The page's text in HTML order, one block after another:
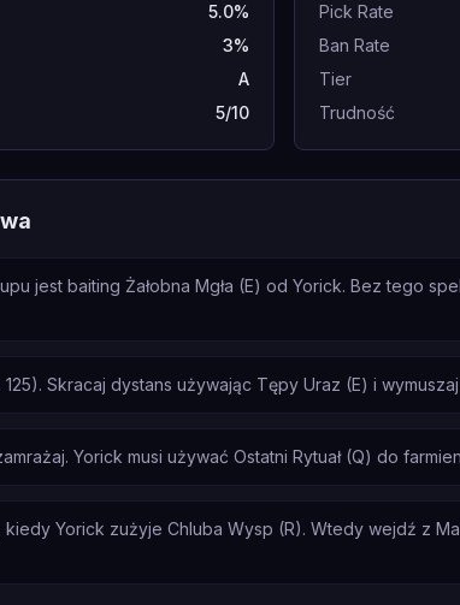
5.0%
3%
A
5/10
Pick Rate
Ban Rate
Tier
Trudność
jest baiting Żałobna Mgła (E) od Yorick. Bez tego
Skracaj dystans używając Tępy Uraz (E) i
Yorick musi używać Ostatni Rytuał (Q) do
kiedy Yorick zużyje Chluba Wysp (R). Wtedy wejdź z